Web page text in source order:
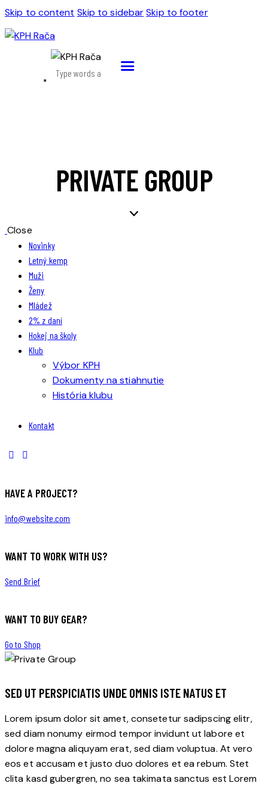
Skip to content Skip to sidebar Skip to footer
PRIVATE GROUP
Close
Novinky
Letný kemp
Muži
Ženy
Mládež
2% z daní
Hokej na školy
Klub
Výbor KPH
Dokumenty na stiahnutie
História klubu
Kontakt
HAVE A PROJECT?
info@website.com
WANT TO WORK WITH US?
Send Brief
WANT TO BUY GEAR?
Go to Shop
SED UT PERSPICIATIS UNDE OMNIS ISTE NATUS ET
Lorem ipsum dolor sit amet, consetetur sadipscing elitr,
sed diam nonumy eirmod tempor invidunt ut labore et
dolore magna aliquyam erat, sed diam voluptua. At vero
eos et accusam et justo duo dolores et ea rebum. Stet
clita kasd gubergren, no sea takimata sanctus est Lorem